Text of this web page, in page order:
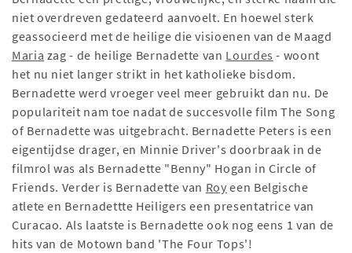
niet overdreven gedateerd aanvoelt. En hoewel sterk
geassocieerd met de heilige die visioenen van de Maagd
Maria zag - de heilige Bernadette van Lourdes - woont
het nu niet langer strikt in het katholieke bisdom.
Bernadette werd vroeger veel meer gebruikt dan nu. De
populariteit nam toe nadat de succesvolle film The Song
of Bernadette was uitgebracht. Bernadette Peters is een
eigentijdse drager, en Minnie Driver's doorbraak in de
filmrol was als Bernadette "Benny" Hogan in Circle of
Friends. Verder is Bernadette van Roy een Belgische
atlete en Bernadettte Heiligers een presentatrice van
Curacao. Als laatste is Bernadette ook nog eens 1 van de
hits van de Motown band 'The Four Tops'!